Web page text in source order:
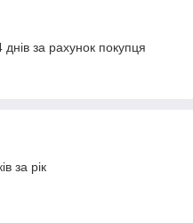
за рахунок покупця
за рік